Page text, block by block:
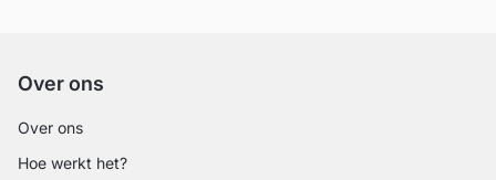
Over ons
Over ons
Hoe werkt het?